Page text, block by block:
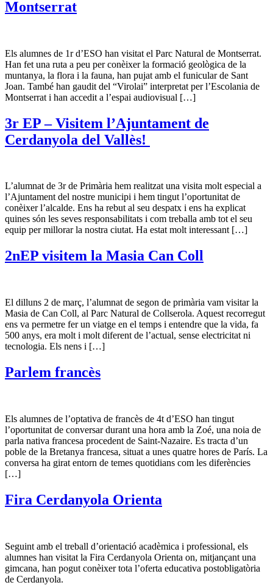
Montserrat
Els alumnes de 1r d’ESO han visitat el Parc Natural de Montserrat.
Han fet una ruta a peu per conèixer la formació geològica de la
muntanya, la flora i la fauna, han pujat amb el funicular de Sant
Joan. També han gaudit del “Virolai” interpretat per l’Escolania de
Montserrat i han accedit a l’espai audiovisual […]
3r EP – Visitem l’Ajuntament de
Cerdanyola del Vallès!
L’alumnat de 3r de Primària hem realitzat una visita molt especial a
l’Ajuntament del nostre municipi i hem tingut l’oportunitat de
conèixer l’alcalde. Ens ha rebut al seu despatx i ens ha explicat
quines són les seves responsabilitats i com treballa amb tot el seu
equip per millorar la nostra ciutat. Ha estat molt interessant […]
2nEP visitem la Masia Can Coll
El dilluns 2 de març, l’alumnat de segon de primària vam visitar la
Masia de Can Coll, al Parc Natural de Collserola. Aquest recorregut
ens va permetre fer un viatge en el temps i entendre que la vida, fa
500 anys, era molt i molt diferent de l’actual, sense electricitat ni
tecnologia. Els nens i […]
Parlem francès
Els alumnes de l’optativa de francès de 4t d’ESO han tingut
l’oportunitat de conversar durant una hora amb la Zoé, una noia de
parla nativa francesa procedent de Saint-Nazaire. Es tracta d’un
poble de la Bretanya francesa, situat a unes quatre hores de París. La
conversa ha girat entorn de temes quotidians com les diferències
[…]
Fira Cerdanyola Orienta
Seguint amb el treball d’orientació acadèmica i professional, els
alumnes han visitat la Fira Cerdanyola Orienta on, mitjançant una
gimcana, han pogut conèixer tota l’oferta educativa postobligatòria
de Cerdanyola.